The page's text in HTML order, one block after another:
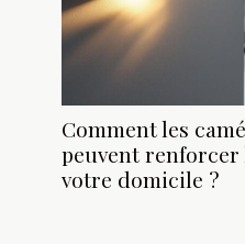
Comment les
peuvent renforcer
votre domicile ?